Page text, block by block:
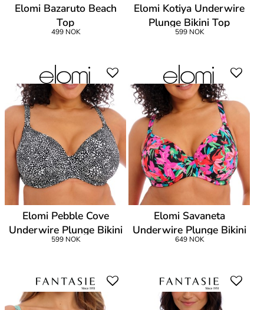
Elomi Bazaruto Beach
Top
499 NOK
Elomi Kotiya Underwire
Plunge Bikini Top
599 NOK
Elomi Pebble Cove
Underwire Plunge Bikini
Top
599 NOK
Elomi Savaneta
Underwire Plunge Bikini
Top
649 NOK